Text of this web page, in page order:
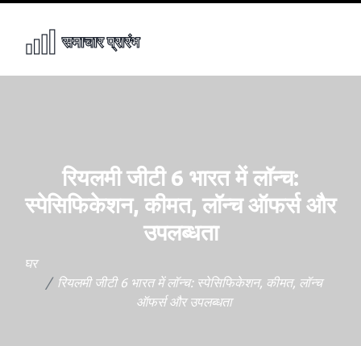
रियलमी जीटी 6 भारत में लॉन्च:
स्पेसिफिकेशन, कीमत, लॉन्च ऑफर्स और
उपलब्धता
घर
रियलमी जीटी 6 भारत में लॉन्च: स्पेसिफिकेशन, कीमत, लॉन्च
ऑफर्स और उपलब्धता